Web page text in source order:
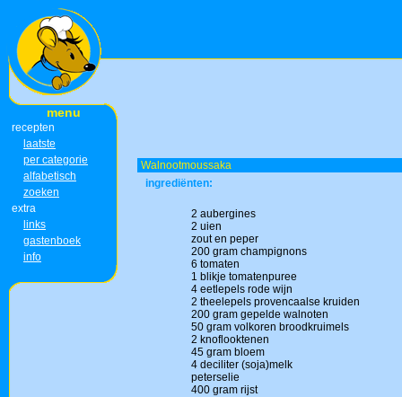
menu
recepten
laatste
per categorie
alfabetisch
zoeken
extra
links
gastenboek
info
Walnootmoussaka
ingrediënten:
2 aubergines
2 uien
zout en peper
200 gram champignons
6 tomaten
1 blikje tomatenpuree
4 eetlepels rode wijn
2 theelepels provencaalse kruiden
200 gram gepelde walnoten
50 gram volkoren broodkruimels
2 knoflooktenen
45 gram bloem
4 deciliter (soja)melk
peterselie
400 gram rijst